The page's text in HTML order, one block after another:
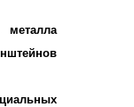
металла